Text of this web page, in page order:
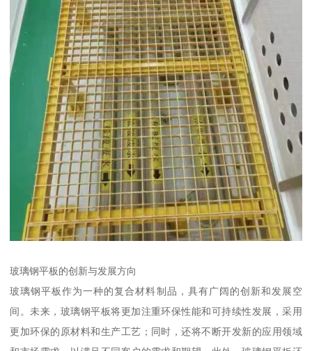
玻璃钢平板的创新与发展方向
玻璃钢平板作为一种的复合材料制品，具有广阔的创新和发展空
间。未来，玻璃钢平板将更加注重环保性能和可持续性发展，采用
更加环保的原材料和生产工艺；同时，还将不断开发新的应用领域